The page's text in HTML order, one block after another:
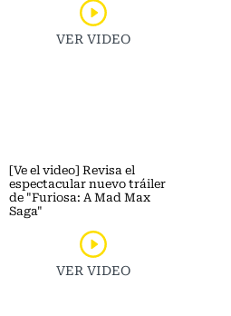
VER VIDEO
[Ve el video] Revisa el
espectacular nuevo tráiler
de "Furiosa: A Mad Max
Saga"
VER VIDEO